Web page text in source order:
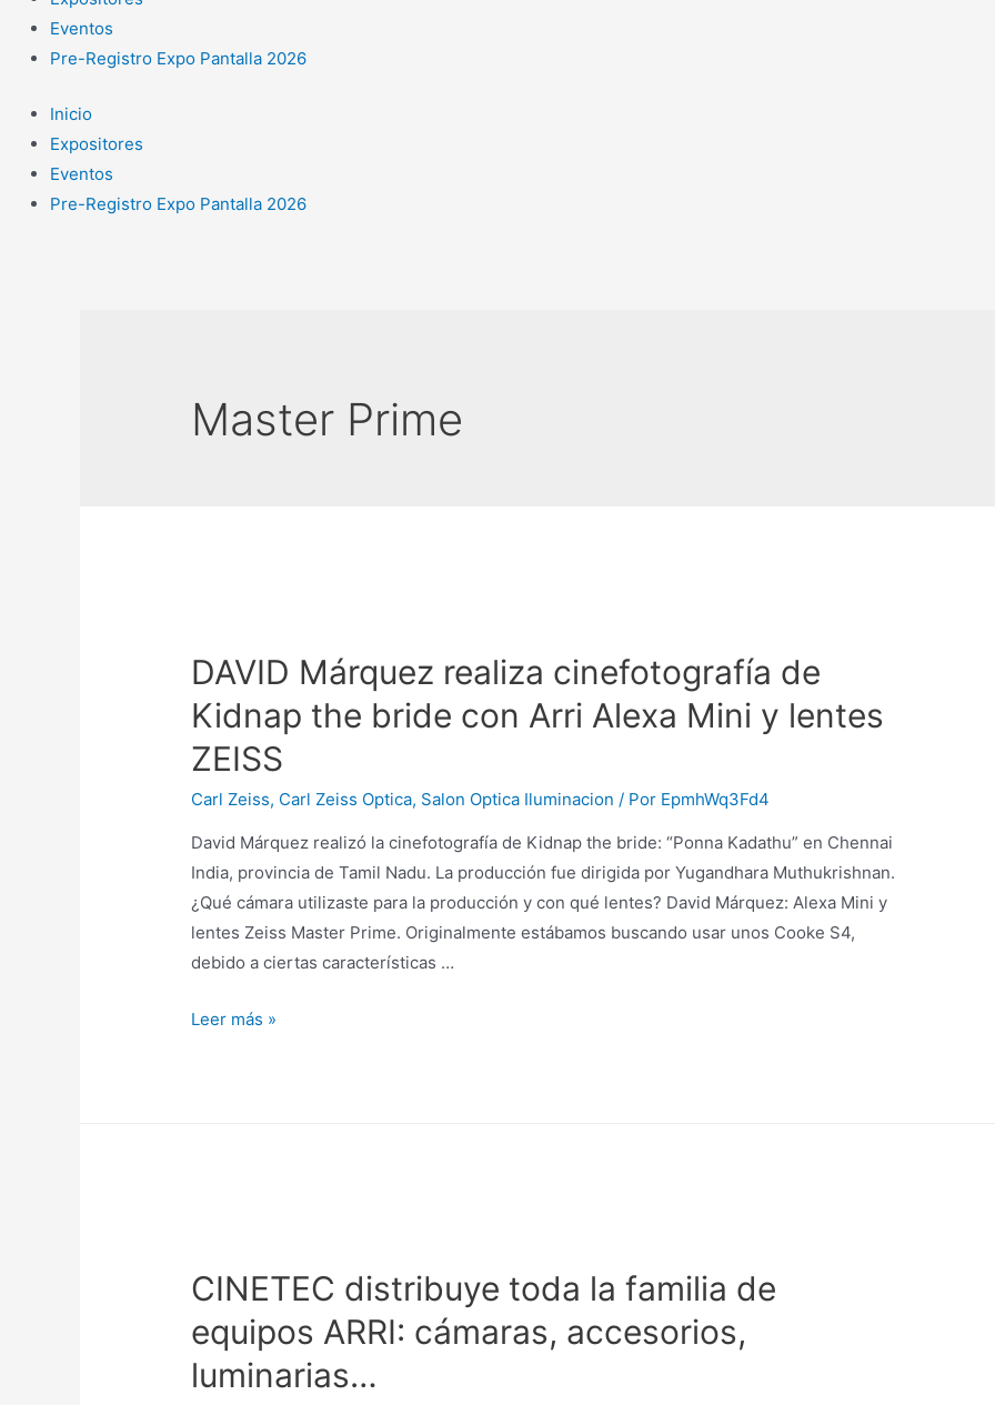
Eventos
Pre-Registro Expo Pantalla 2026
Inicio
Expositores
Eventos
Pre-Registro Expo Pantalla 2026
Master Prime
DAVID Márquez realiza cinefotografía de
Kidnap the bride con Arri Alexa Mini y lentes
ZEISS
Carl Zeiss, Carl Zeiss Optica, Salon Optica Iluminacion / Por EpmhWq3Fd4
David Márquez realizó la cinefotografía de Kidnap the bride: “Ponna Kadathu” en Chennai
India, provincia de Tamil Nadu. La producción fue dirigida por Yugandhara Muthukrishnan.
¿Qué cámara utilizaste para la producción y con qué lentes? David Márquez: Alexa Mini y
lentes Zeiss Master Prime. Originalmente estábamos buscando usar unos Cooke S4,
debido a ciertas características …
DAVID
Arri
Mini
Leer más »
CINETEC distribuye toda la familia de
equipos ARRI: cámaras, accesorios,
luminarias…